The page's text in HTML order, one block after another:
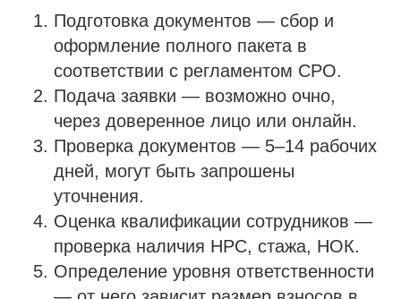
Подготовка документов — сбор и
оформление полного пакета в
соответствии с регламентом СРО.
Подача заявки — возможно очно,
через доверенное лицо или онлайн.
Проверка документов — 5–14 рабочих
дней, могут быть запрошены
уточнения.
Оценка квалификации сотрудников —
проверка наличия НРС, стажа, НОК.
Определение уровня ответственности
Политика конфиденциальности
Согласие на рекламную рассылку
Согласие на обработку персональных данных